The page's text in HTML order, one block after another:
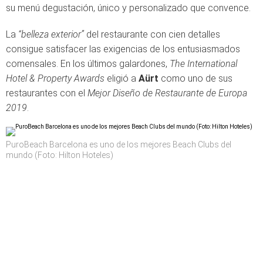
su menú degustación, único y personalizado que convence.
La “belleza exterior”del restaurante con cien detalles
consigue satisfacer las exigencias de los entusiasmados
comensales. En los últimos galardones, The International
Hotel & Property Awards eligió a Aürt como uno de sus
restaurantes con el Mejor Diseño de Restaurante de Europa
2019.
PuroBeach Barcelona es uno de los mejores Beach Clubs del
mundo (Foto: Hilton Hoteles)